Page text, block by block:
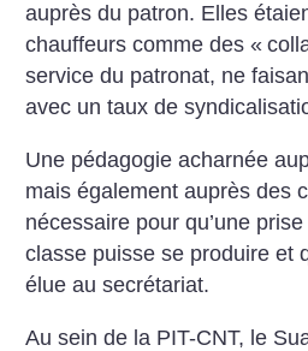
auprès du patron. Elles
chauffeurs comme des «
service du patronat, ne
avec un taux de
Une pédagogie acharnée
mais également auprès des
nécessaire pour qu’une
classe puisse se produire et
élue au secrétariat.
Au sein de la PIT-CNT, le